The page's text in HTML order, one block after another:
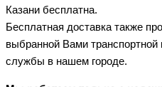
Казани бесплатна.
Бесплатная доставка также
выбранной Вами транспортной
службы в нашем городе.